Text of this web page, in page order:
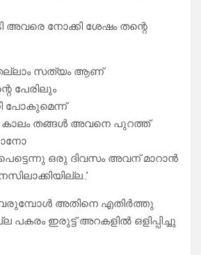
അവരെ നോക്കി ശേഷം തന്റെ
സത്യം ആണ്
പേരിലും
പോകുമെന്ന്
തങ്ങൾ അവനെ പുറത്ത്
ഒരു ദിവസം അവന് മാറാൻ
അതിനെ എതിർത്തു
പകരം ഇരുട്ട് അറകളിൽ ഒളിപ്പിച്ചു